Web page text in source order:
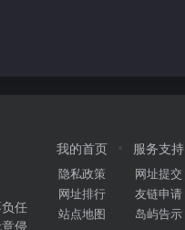
任
侵
我的首页
隐私政策
网址排行
站点地图
服务支持
网址提交
友链申请
岛屿告示